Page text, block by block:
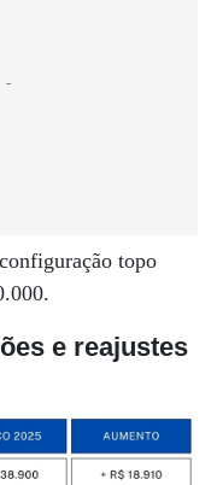
topo
e reajustes